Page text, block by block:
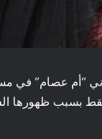
“أم عصام” في
بسبب ظهورها